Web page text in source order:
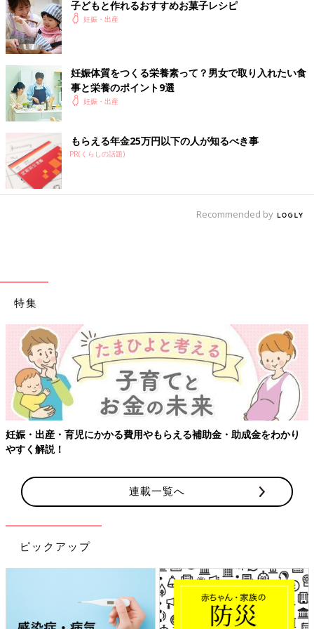
子どもと作れるおすすめお菓子レシピ
妊娠・出産
妊娠体質をつくる栄養素って？男女で取り入れたい食
事と栄養のポイント9選
妊娠・出産
もらえる年金25万円以下の人が知るべき事
PR(くらしの話題)
Recommended by
特集
妊娠・出産・育児にかかる費用やもらえる補助金・助成金をわかり
やすく解説！
連載一覧へ
ピックアップ